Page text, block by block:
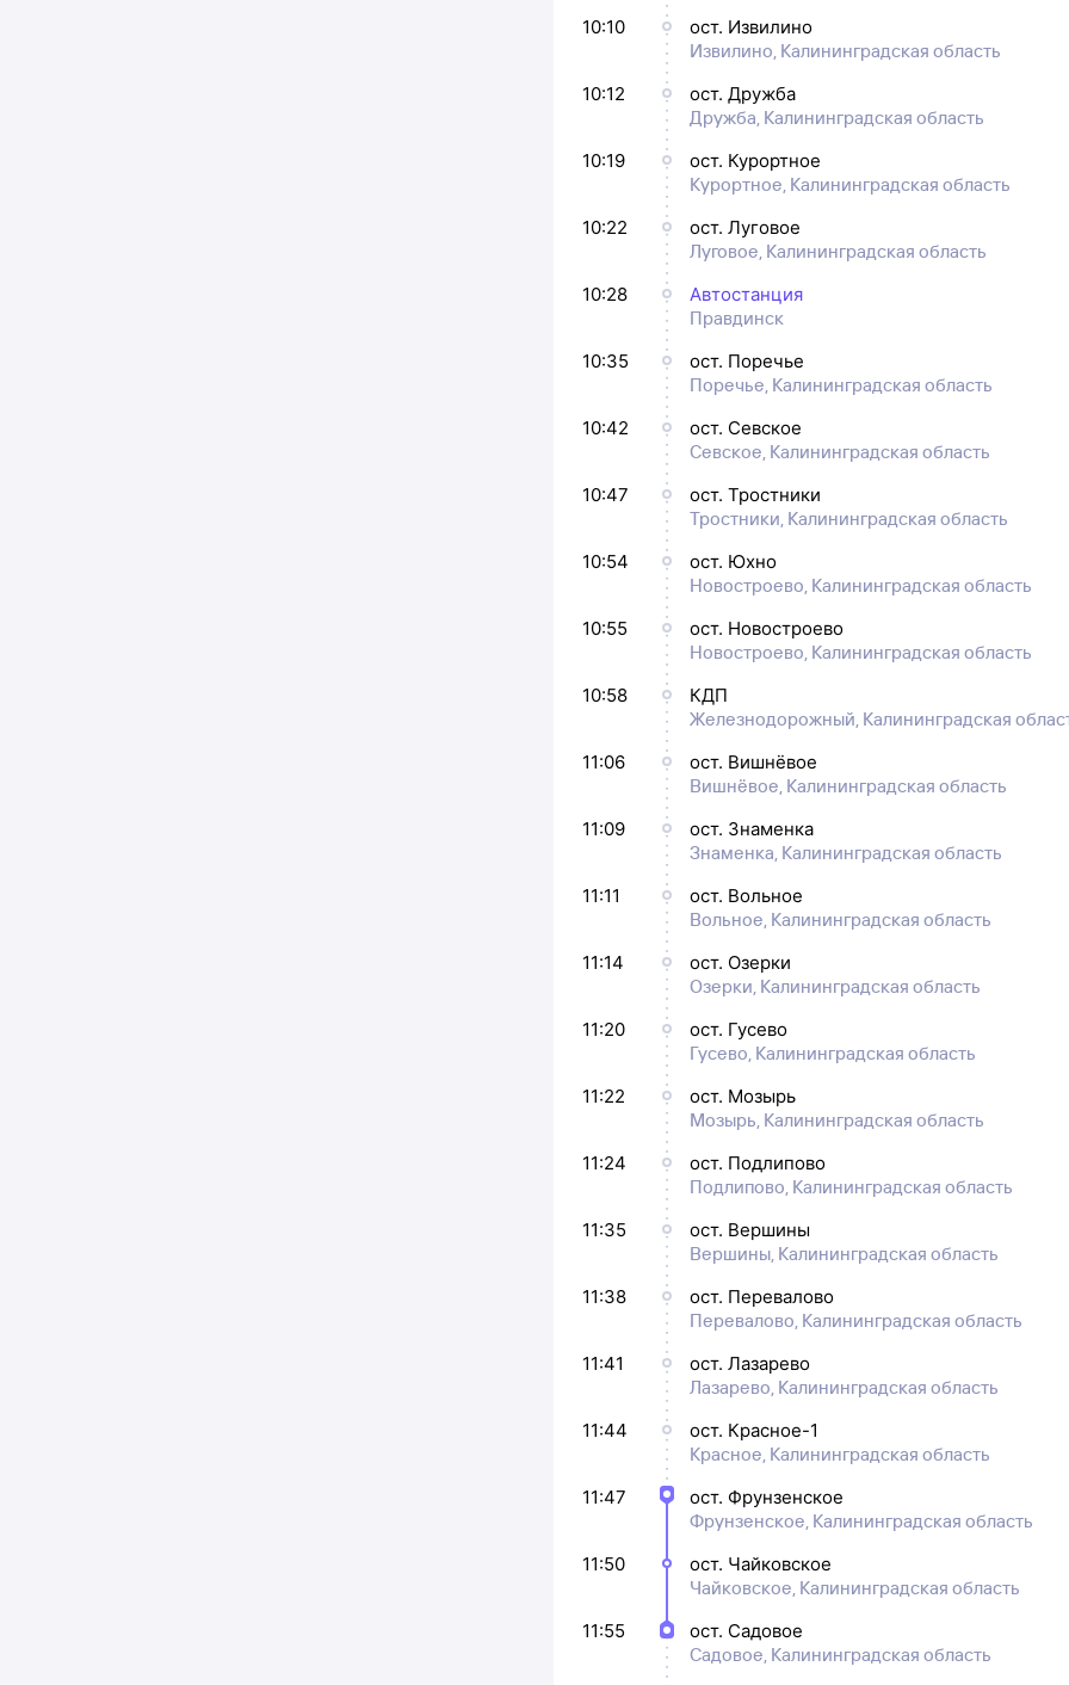
10:10
ост. Извилино
Извилино, Калининградская область
10:12
ост. Дружба
Дружба, Калининградская область
10:19
ост. Курортное
Курортное, Калининградская область
10:22
ост. Луговое
Луговое, Калининградская область
10:28
Автостанция
Правдинск
10:35
ост. Поречье
Поречье, Калининградская область
10:42
ост. Севское
Севское, Калининградская область
10:47
ост. Тростники
Тростники, Калининградская область
10:54
ост. Юхно
Новостроево, Калининградская область
10:55
ост. Новостроево
Новостроево, Калининградская область
10:58
КДП
Железнодорожный, Калининградская
11:06
ост. Вишнёвое
Вишнёвое, Калининградская область
11:09
ост. Знаменка
Знаменка, Калининградская область
11:11
ост. Вольное
Вольное, Калининградская область
11:14
ост. Озерки
Озерки, Калининградская область
11:20
ост. Гусево
Гусево, Калининградская область
11:22
ост. Мозырь
Мозырь, Калининградская область
11:24
ост. Подлипово
Подлипово, Калининградская область
11:35
ост. Вершины
Вершины, Калининградская область
11:38
ост. Перевалово
Перевалово, Калининградская область
11:41
ост. Лазарево
Лазарево, Калининградская область
11:44
ост. Красное-1
Красное, Калининградская область
11:47
ост. Фрунзенское
Фрунзенское, Калининградская область
11:50
ост. Чайковское
Чайковское, Калининградская область
11:55
ост. Садовое
Садовое, Калининградская область